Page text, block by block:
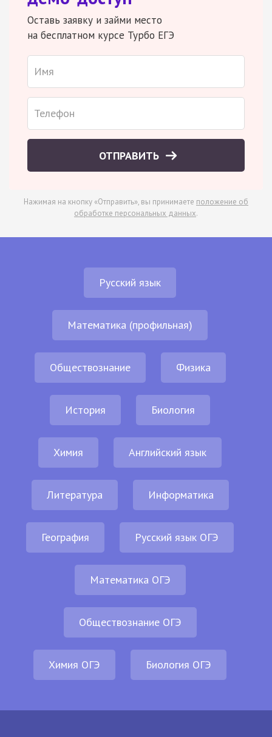
Оставь заявку и займи место
на бесплатном курсе Турбо ЕГЭ
ОТПРАВИТЬ
Нажимая на кнопку «Отправить», вы принимаете положение об
обработке персональных данных.
Русский язык
Математика (профильная)
Обществознание Физика
История Биология
Химия Английский язык
Литература Информатика
География Русский язык ОГЭ
Математика ОГЭ
Обществознание ОГЭ
Химия ОГЭ Биология ОГЭ